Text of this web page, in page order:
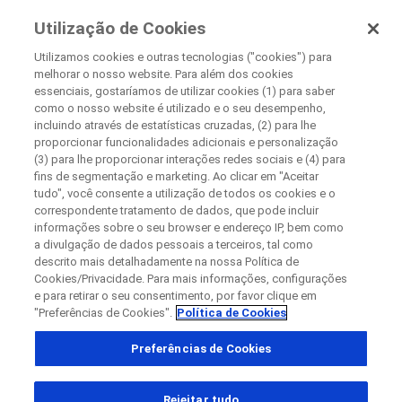
Pesquisa Clínica
Na Roche
Disease Area Overview
Desordem Metabólica
Desordem
Metabólica
Fechar
Contate a Roche diretamente para dúvidas
País
Brasil, selected
Fechar
Contact the hospital directly
Detalhes pessoais
Primeiro nome
Fechar
Directly contact the sponsor for questions
Fechar
Request a call back
Primeiro nome
Sobrenome
Utilização de Cookies
Utilizamos cookies e outras tecnologias ("cookies") para
melhorar o nosso website. Para além dos cookies
essenciais, gostaríamos de utilizar cookies (1) para saber
como o nosso website é utilizado e o seu desempenho,
incluindo através de estatísticas cruzadas, (2) para lhe
proporcionar funcionalidades adicionais e personalização
(3) para lhe proporcionar interações redes sociais e (4) para
fins de segmentação e marketing. Ao clicar em "Aceitar
tudo", você consente a utilização de todos os cookies e o
correspondente tratamento de dados, que pode incluir
informações sobre o seu browser e endereço IP, bem como
a divulgação de dados pessoais a terceiros, tal como
descrito mais detalhadamente na nossa Política de
Cookies/Privacidade. Para mais informações, configurações
e para retirar o seu consentimento, por favor clique em
"Preferências de Cookies". Política de Cookies
Preferências de Cookies